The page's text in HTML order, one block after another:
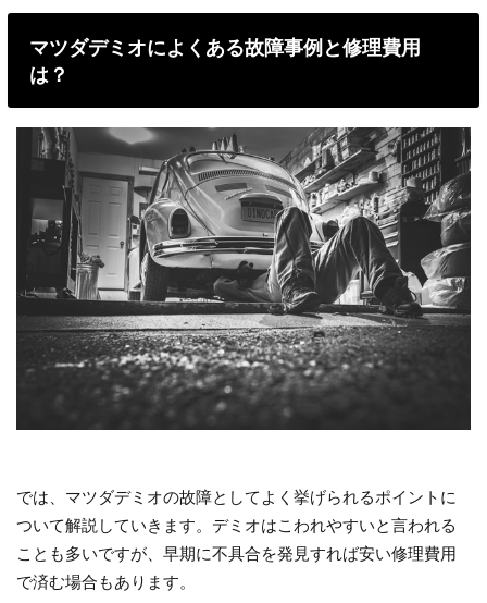
マツダデミオによくある故障事例と修理費用
は？
では、マツダデミオの故障としてよく挙げられるポイントに
ついて解説していきます。デミオはこわれやすいと言われる
ことも多いですが、早期に不具合を発見すれば安い修理費用
で済む場合もあります。